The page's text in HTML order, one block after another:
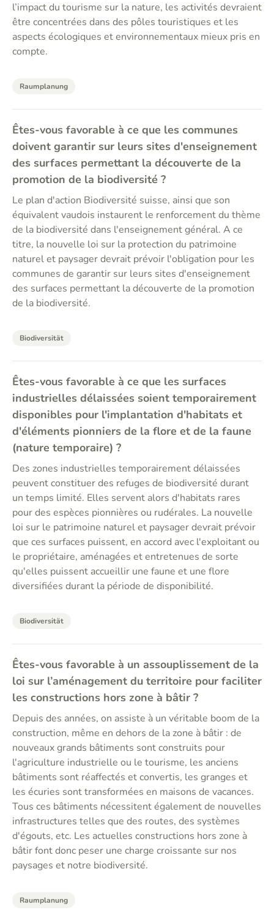
l’impact du tourisme sur la nature, les activités devraient
être concentrées dans des pôles touristiques et les
aspects écologiques et environnementaux mieux pris en
compte.
Raumplanung
Êtes-vous favorable à ce que les communes
doivent garantir sur leurs sites d'enseignement
des surfaces permettant la découverte de la
promotion de la biodiversité ?
Le plan d'action Biodiversité suisse, ainsi que son
équivalent vaudois instaurent le renforcement du thème
de la biodiversité dans l'enseignement général. A ce
titre, la nouvelle loi sur la protection du patrimoine
naturel et paysager devrait prévoir l'obligation pour les
communes de garantir sur leurs sites d'enseignement
des surfaces permettant la découverte de la promotion
de la biodiversité.
Biodiversität
Êtes-vous favorable à ce que les surfaces
industrielles délaissées soient temporairement
disponibles pour l'implantation d'habitats et
d'éléments pionniers de la flore et de la faune
(nature temporaire) ?
Des zones industrielles temporairement délaissées
peuvent constituer des refuges de biodiversité durant
un temps limité. Elles servent alors d'habitats rares
pour des espèces pionnières ou rudérales. La nouvelle
loi sur le patrimoine naturel et paysager devrait prévoir
que ces surfaces puissent, en accord avec l'exploitant ou
le propriétaire, aménagées et entretenues de sorte
qu'elles puissent accueillir une faune et une flore
diversifiées durant la période de disponibilité.
Biodiversität
Êtes-vous favorable à un assouplissement de la
loi sur l’aménagement du territoire pour faciliter
les constructions hors zone à bâtir ?
Depuis des années, on assiste à un véritable boom de la
construction, même en dehors de la zone à bâtir : de
nouveaux grands bâtiments sont construits pour
l'agriculture industrielle ou le tourisme, les anciens
bâtiments sont réaffectés et convertis, les granges et
les écuries sont transformées en maisons de vacances.
Tous ces bâtiments nécessitent également de nouvelles
infrastructures telles que des routes, des systèmes
d'égouts, etc. Les actuelles constructions hors zone à
bâtir font donc peser une charge croissante sur nos
paysages et notre biodiversité.
Raumplanung